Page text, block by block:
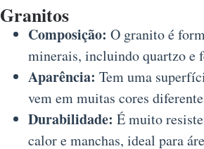
Granitos
Composição: O granito é
minerais, incluindo quartzo e
Aparência: Tem uma
vem em muitas cores
Durabilidade: É muito
calor e manchas, ideal para